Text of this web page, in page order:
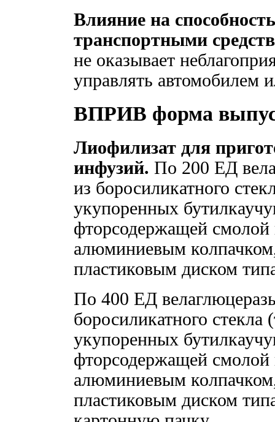
Влияние на
транспортными
не оказывает
управлять автомобилем
ВПРИВ форма
Лиофилизат для
инфузий. По 200 ЕД
из боросиликатного
укупоренных
фторсодержащей смолой
алюминиевым
пластиковым диском
По 400 ЕД
боросиликатного
укупоренных
фторсодержащей смолой
алюминиевым
пластиковым диском